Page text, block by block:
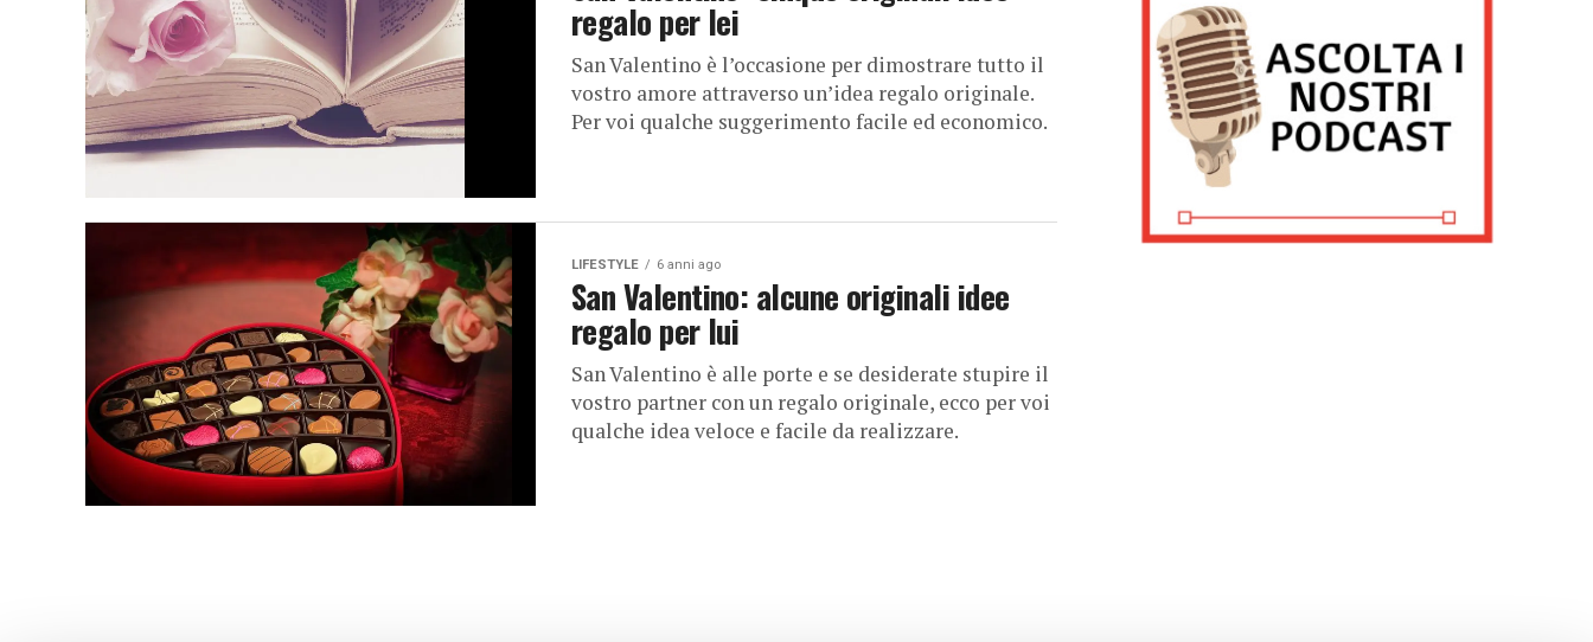
regalo per lei
San Valentino è l’occasione per dimostrare tutto il
vostro amore attraverso un’idea regalo originale.
Per voi qualche suggerimento facile ed economico.
LIFESTYLE 6 anni ago
San Valentino: alcune originali idee
regalo per lui
San Valentino è alle porte e se desiderate stupire il
vostro partner con un regalo originale, ecco per voi
qualche idea veloce e facile da realizzare.